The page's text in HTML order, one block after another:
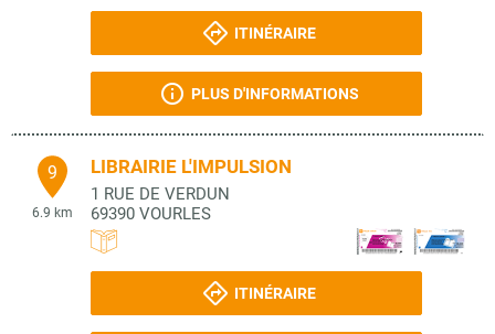
ITINÉRAIRE
PLUS D'INFORMATIONS
9
6.9 km
LIBRAIRIE L'IMPULSION
1 RUE DE VERDUN
69390 VOURLES
ITINÉRAIRE